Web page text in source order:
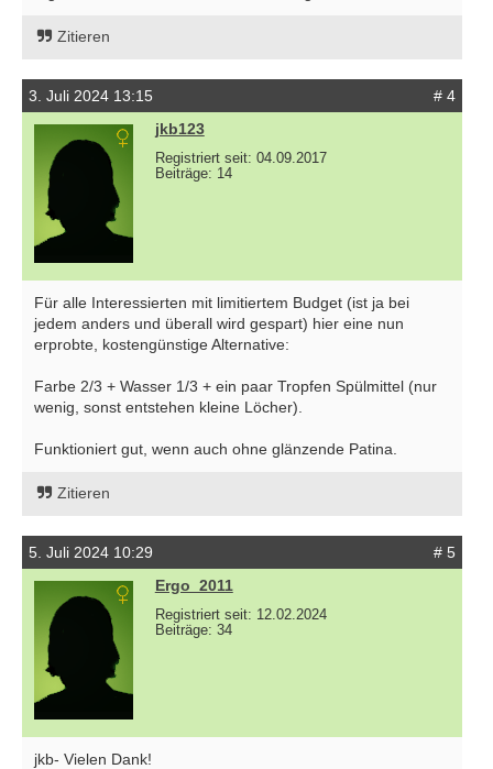
Zitieren
3. Juli 2024 13:15
# 4
jkb123
Registriert seit: 04.09.2017
Beiträge: 14
Für alle Interessierten mit limitiertem Budget (ist ja bei
jedem anders und überall wird gespart) hier eine nun
erprobte, kostengünstige Alternative:
Farbe 2/3 + Wasser 1/3 + ein paar Tropfen Spülmittel (nur
wenig, sonst entstehen kleine Löcher).
Funktioniert gut, wenn auch ohne glänzende Patina.
Zitieren
5. Juli 2024 10:29
# 5
Ergo_2011
Registriert seit: 12.02.2024
Beiträge: 34
jkb- Vielen Dank!